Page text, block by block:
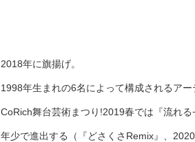
2018年に旗揚げ。
1998年生まれの6名によって構成されるアー
CoRich舞台芸術まつり!2019春では『流れ
年少で進出する（『どさくさRemix』、